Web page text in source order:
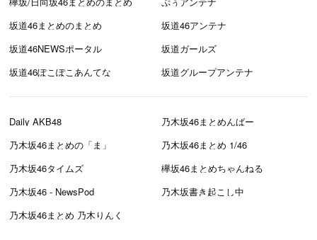
坂道46まとめのまとめ
坂道46アンテナ
坂道46NEWSポータル
坂道ガールズ
坂道46ぽこぽこあんてな
坂道グループアンテナ
Daily AKB48
乃木坂46まとめんばー
乃木坂46まとめの「ま」
乃木坂46まとめ 1/46
乃木坂46タイムズ
欅坂46まとめちゃんねる
乃木坂46 - NewsPod
乃木坂書き起こし中
乃木坂46まとめ 乃木りんく